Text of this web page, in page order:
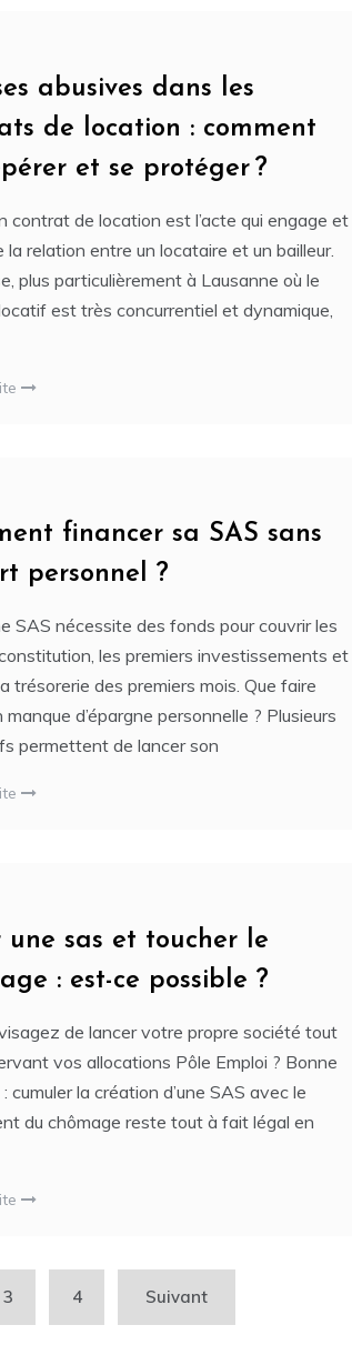
abusives dans les
de location : comment
et se protéger ?
contrat de location est l’acte qui engage et
la relation entre un locataire et un bailleur.
plus particulièrement à Lausanne où le
est très concurrentiel et dynamique,
financer sa SAS sans
personnel ?
SAS nécessite des fonds pour couvrir les
les premiers investissements et
trésorerie des premiers mois. Que faire
manque d’épargne personnelle ? Plusieurs
permettent de lancer son
une sas et toucher le
: est-ce possible ?
de lancer votre propre société tout
vos allocations Pôle Emploi ? Bonne
cumuler la création d’une SAS avec le
du chômage reste tout à fait légal en
3 4 Suivant